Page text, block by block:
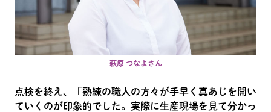
萩原 つなよさん
点検を終え、「熟練の職人の方々が手早く真あじを開い
ていくのが印象的でした。実際に生産現場を見て分かっ